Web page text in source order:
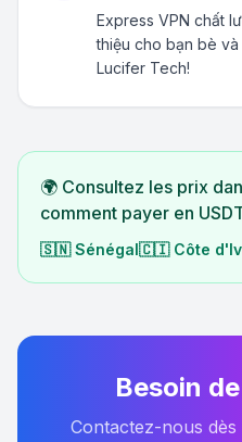
Express VPN chất
thiệu cho bạn bè và
Lucifer Tech!
🌍 Consultez les prix
comment payer en
🇸🇳 Sénégal🇨🇮 Côte
Besoin
Contactez-nous